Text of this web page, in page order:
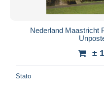
Nederland Maastricht
±
Stato